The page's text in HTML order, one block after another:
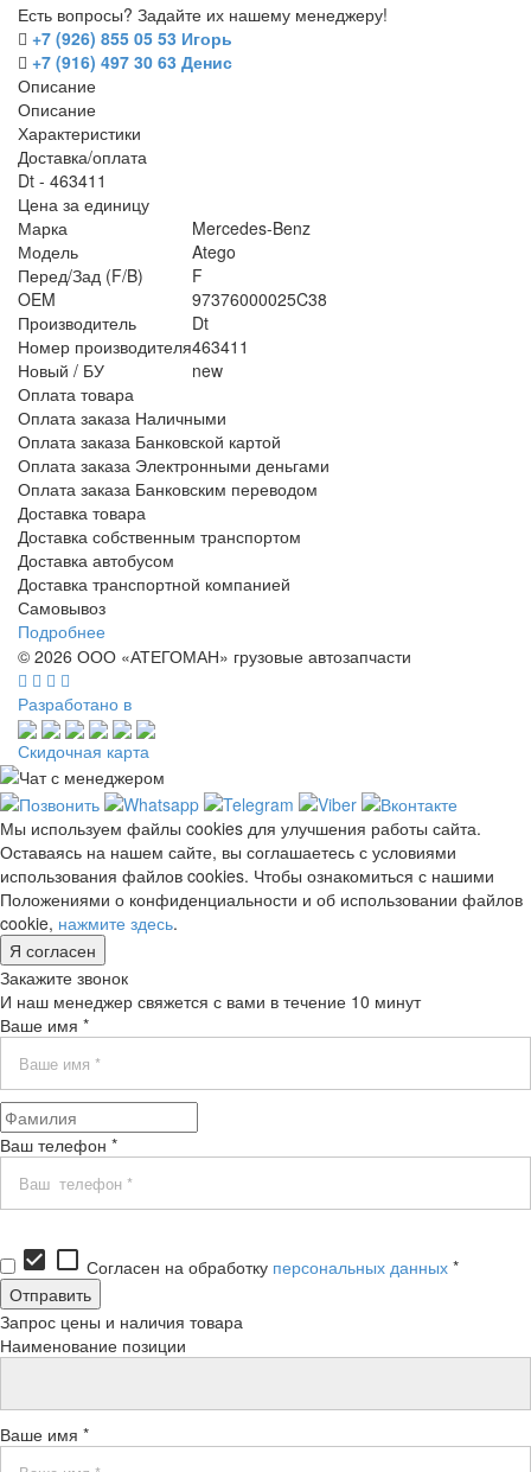
Есть вопросы? Задайте их нашему менеджеру!
+7 (926) 855 05 53 Игорь
+7 (916) 497 30 63 Денис
Описание
Описание
Характеристики
Доставка/оплата
Dt - 463411
Цена за единицу
Марка
Mercedes-Benz
Модель
Atego
Перед/Зад (F/B)
F
OEM
97376000025C38
Производитель
Dt
Номер производителя463411
Новый / БУ
new
Оплата товара
Оплата заказа Наличными
Оплата заказа Банковской картой
Оплата заказа Электронными деньгами
Оплата заказа Банковским переводом
Доставка товара
Доставка собственным транспортом
Доставка автобусом
Доставка транспортной компанией
Самовывоз
Подробнее
© 2026 ООО «АТЕГОМАН» грузовые автозапчасти
Разработано в
Скидочная карта
Мы используем файлы cookies для улучшения работы сайта.
Оставаясь на нашем сайте, вы соглашаетесь с условиями
использования файлов cookies. Чтобы ознакомиться с нашими
Положениями о конфиденциальности и об использовании файлов
cookie, нажмите здесь.
Я согласен
Закажите звонок
И наш менеджер свяжется с вами в течение 10 минут
Ваше имя *
Ваш телефон *
check_box check_box_outline_blank Согласен на обработку персональных данных *
Запрос цены и наличия товара
Наименование позиции
Ваше имя *